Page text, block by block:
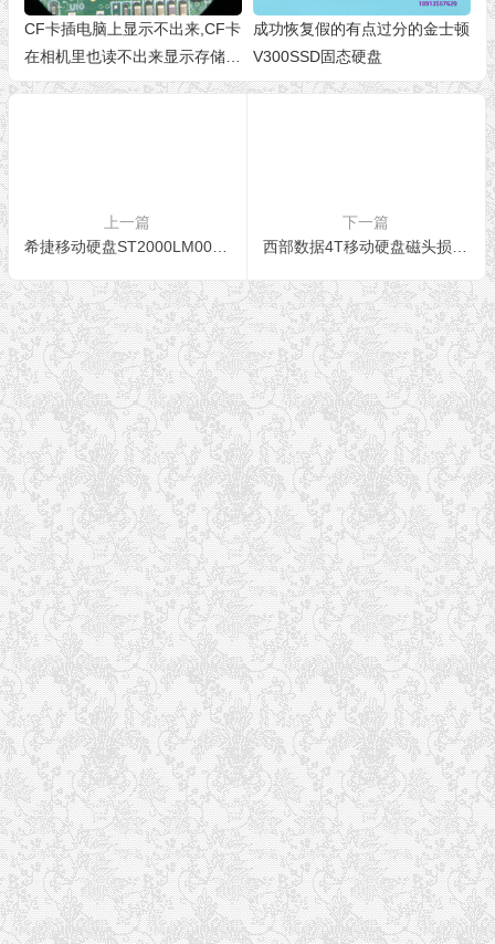
CF卡插电脑上显示不出来,CF卡
在相机里也读不出来显示存储卡
损坏
成功恢复假的有点过分的金士顿
V300SSD固态硬盘
上一篇
希捷移动硬盘ST2000LM007硬盘磁头卡死电机无法旋转数据恢复
下一篇